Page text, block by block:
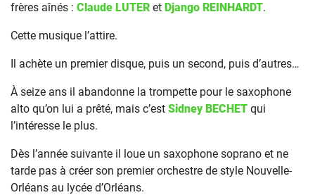
frères aînés : Claude LUTER et Django REINHARDT.
Cette musique l’attire.
Il achète un premier disque, puis un second, puis d’autres…
À seize ans il abandonne la trompette pour le saxophone
alto qu’on lui a prêté, mais c’est Sidney BECHET qui
l’intéresse le plus.
Dès l’année suivante il loue un saxophone soprano et ne
tarde pas à créer son premier orchestre de style Nouvelle-
Orléans au lycée d’Orléans.